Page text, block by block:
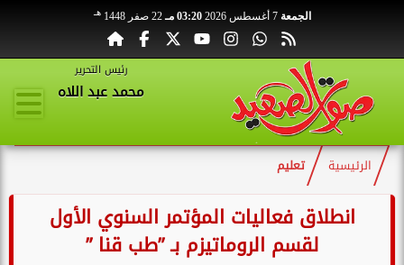
الجمعة 7 أغسطس 2026 03:20 مـ 22 صفر 1448 هـ
رئيس التحرير
محمد عبد اللاه
الرئيسية تعليم
انطلاق فعاليات المؤتمر السنوي الأول
لقسم الروماتيزم بـ ”طب قنا ”